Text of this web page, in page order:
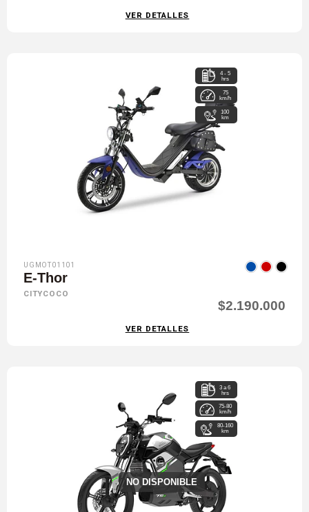
VER DETALLES
4 - 5
hrs
75
km/h
100
km
UGMOT01101
E-Thor
CITYCOCO
$2.190.000
VER DETALLES
NO DISPONIBLE
3 a 6
hrs
75-80
km/h
80-160
km